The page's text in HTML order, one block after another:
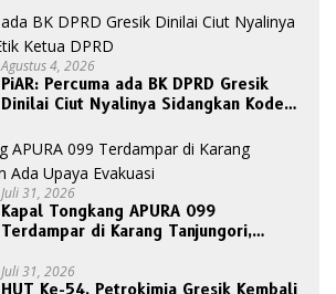
Agustus 4, 2026
PiAR: Percuma ada BK DPRD Gresik
Dinilai Ciut Nyalinya Sidangkan Kode
Juli 31, 2026
Kapal Tongkang APURA 099
Terdampar di Karang Tanjungori,
Juli 31, 2026
HUT Ke-54, Petrokimia Gresik Kembali